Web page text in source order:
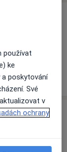
k dispozici
informace o
používat
ke
poskytování
Své
v
ochrany